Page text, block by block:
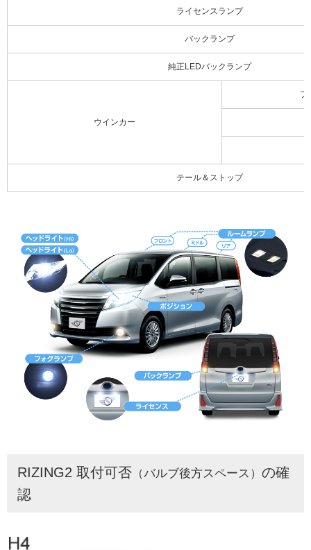
ライセンスランプ
バックランプ
純正LEDバックランプ
ウインカー
フ
テール＆ストップ
RIZING2 取付可否 （バルブ後方スペース） の確
認